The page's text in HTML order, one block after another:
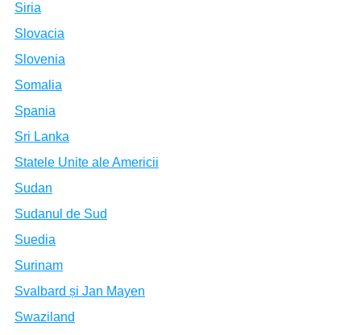
Siria
Slovacia
Slovenia
Somalia
Spania
Sri Lanka
Statele Unite ale Americii
Sudan
Sudanul de Sud
Suedia
Surinam
Svalbard și Jan Mayen
Swaziland